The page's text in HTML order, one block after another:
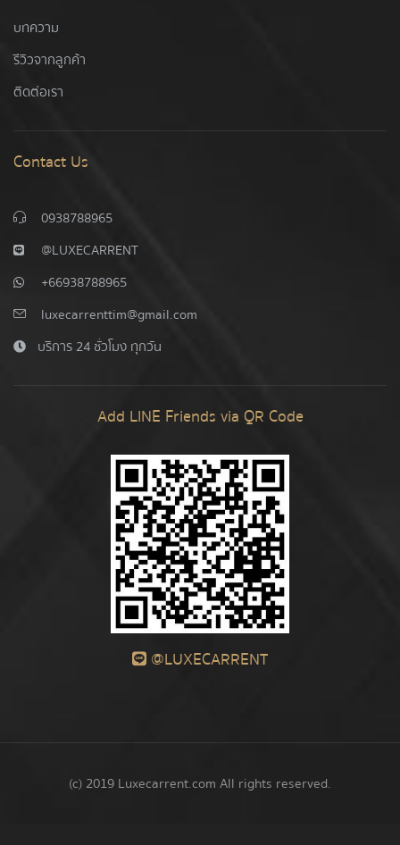
บทความ
รีวิวจากลูกค้า
ติดต่อเรา
Contact Us
0938788965
@LUXECARRENT
+66938788965
luxecarrenttim@gmail.com
บริการ 24 ชั่วโมง ทุกวัน
Add LINE Friends via QR Code
@LUXECARRENT
(c) 2019 Luxecarrent.com All rights reserved.